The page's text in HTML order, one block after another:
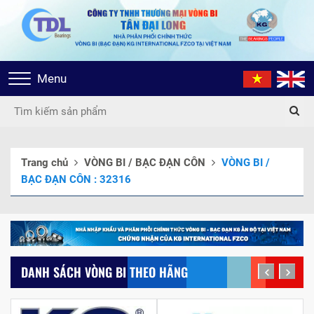
Toggle
navigation
Menu
Trang chủ VÒNG BI / BẠC ĐẠN CÔN
VÒNG BI /
BẠC ĐẠN CÔN : 32316
DANH SÁCH VÒNG BI THEO HÃNG prev next